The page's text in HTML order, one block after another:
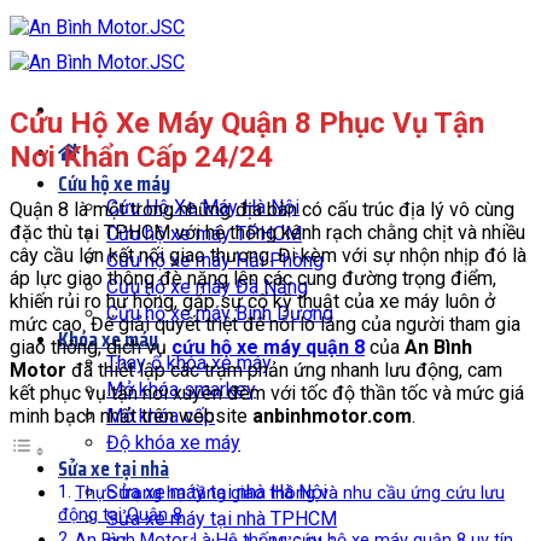
Bỏ
qua
nội
Cứu hộ xe máy
Cứu Hộ Xe Máy Hà Nội
Cứu hộ xe máy TPHCM
Cứu hộ xe máy Hải Phòng
Cứu hộ xe máy Đà Nẵng
Cứu hộ xe máy Bình Dương
Khóa xe máy
Thay ổ khóa xe máy
Mở khóa smarkey
Mở khóa cốp
Độ khóa xe máy
Sửa xe tại nhà
Sửa xe máy tại nhà Hà Nội
Sửa xe máy tại nhà TPHCM
Cứu Hộ Xe Máy Quận 8 Phục Vụ Tận
Nơi Khẩn Cấp 24/24
Quận 8 là một trong những địa bàn có cấu trúc địa lý vô cùng
đặc thù tại TP.HCM với hệ thống kênh rạch chằng chịt và nhiều
cây cầu lớn kết nối giao thương. Đi kèm với sự nhộn nhịp đó là
áp lực giao thông đè nặng lên các cung đường trọng điểm,
khiến rủi ro hư hỏng, gặp sự cố kỹ thuật của xe máy luôn ở
mức cao. Để giải quyết triệt để nỗi lo lắng của người tham gia
giao thông, dịch vụ cứu hộ xe máy quận 8 của An Bình
Motor đã thiết lập các trạm phản ứng nhanh lưu động, cam
kết phục vụ tận nơi xuyên đêm với tốc độ thần tốc và mức giá
minh bạch nhất trên website anbinhmotor.com.
Thực trạng hạ tầng giao thông và nhu cầu ứng cứu lưu
động tại Quận 8